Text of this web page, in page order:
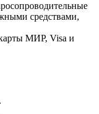
средствами,
МИР, Visa и